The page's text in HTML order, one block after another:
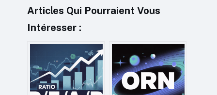
Articles Qui Pourraient Vous
Intéresser :